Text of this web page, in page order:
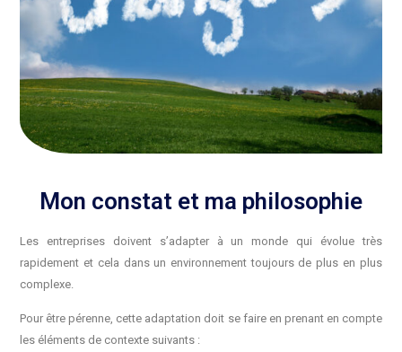
Mon constat et ma philosophie
Les entreprises doivent s’adapter à un monde qui évolue très
rapidement et cela dans un environnement toujours de plus en plus
complexe.
Pour être pérenne, cette adaptation doit se faire en prenant en compte
les éléments de contexte suivants :